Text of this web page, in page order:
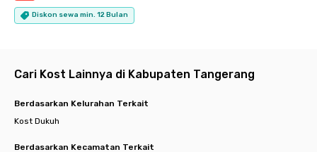
Diskon sewa min. 12 Bulan
Cari Kost Lainnya di Kabupaten Tangerang
Berdasarkan Kelurahan Terkait
Kost Dukuh
Berdasarkan Kecamatan Terkait